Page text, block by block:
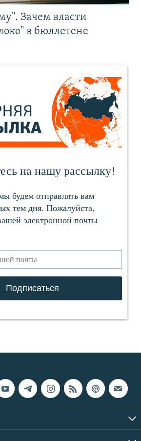
Зачем власти
в бюллетене